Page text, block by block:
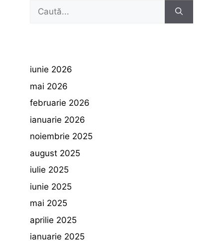
Caută
iunie 2026
mai 2026
februarie 2026
ianuarie 2026
noiembrie 2025
august 2025
iulie 2025
iunie 2025
mai 2025
aprilie 2025
ianuarie 2025